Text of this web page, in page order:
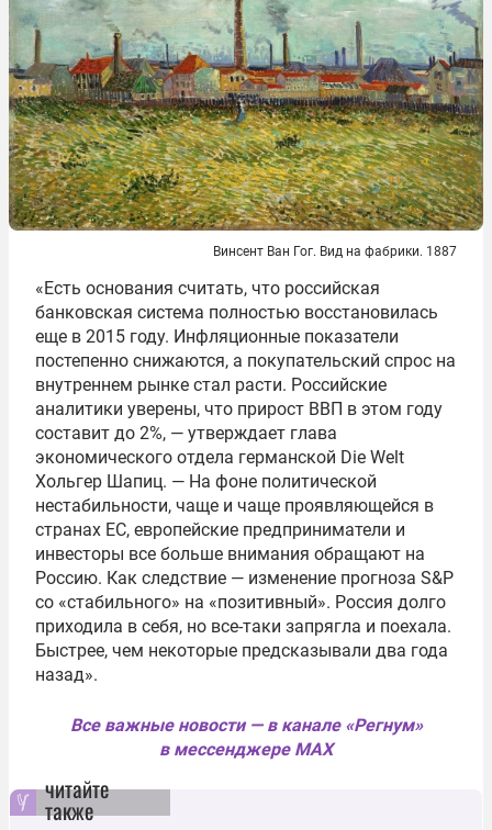
Винсент Ван Гог. Вид на фабрики. 1887
«Есть основания считать, что российская
банковская система полностью восстановилась
еще в 2015 году. Инфляционные показатели
постепенно снижаются, а покупательский спрос на
внутреннем рынке стал расти. Российские
аналитики уверены, что прирост ВВП в этом году
составит до 2%, — утверждает глава
экономического отдела германской Die Welt
Хольгер Шапиц. — На фоне политической
нестабильности, чаще и чаще проявляющейся в
странах ЕС, европейские предприниматели и
инвесторы все больше внимания обращают на
Россию. Как следствие — изменение прогноза S&P
со «стабильного» на «позитивный». Россия долго
приходила в себя, но все-таки запрягла и поехала.
Быстрее, чем некоторые предсказывали два года
назад».
Все важные новости — в канале «Регнум»
в мессенджере MAX
читайте
также